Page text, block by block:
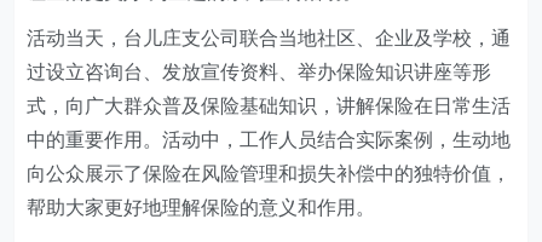
活动当天，台儿庄支公司联合当地社区、企业及学校，通
过设立咨询台、发放宣传资料、举办保险知识讲座等形
式，向广大群众普及保险基础知识，讲解保险在日常生活
中的重要作用。活动中，工作人员结合实际案例，生动地
向公众展示了保险在风险管理和损失补偿中的独特价值，
帮助大家更好地理解保险的意义和作用。